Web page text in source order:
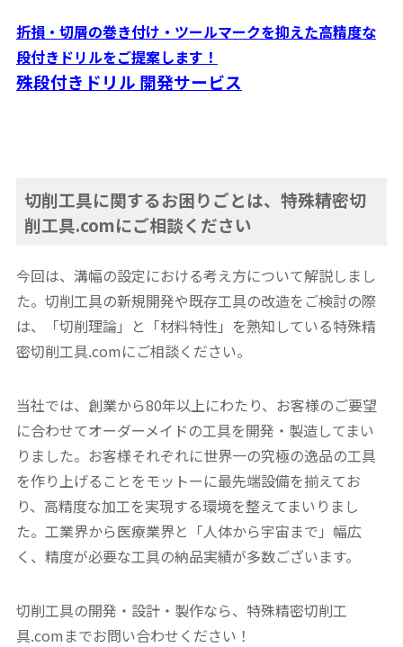
折損・切屑の巻き付け・ツールマークを抑えた高精度な
段付きドリルをご提案します！
殊段付きドリル 開発サービス
切削工具に関するお困りごとは、特殊精密切
削工具.comにご相談ください
今回は、溝幅の設定における考え方について解説しまし
た。切削工具の新規開発や既存工具の改造をご検討の際
は、「切削理論」と「材料特性」を熟知している特殊精
密切削工具.comにご相談ください。
当社では、創業から80年以上にわたり、お客様のご要望
に合わせてオーダーメイドの工具を開発・製造してまい
りました。お客様それぞれに世界一の究極の逸品の工具
を作り上げることをモットーに最先端設備を揃えてお
り、高精度な加工を実現する環境を整えてまいりまし
た。工業界から医療業界と「人体から宇宙まで」幅広
く、精度が必要な工具の納品実績が多数ございます。
切削工具の開発・設計・製作なら、特殊精密切削工
具.comまでお問い合わせください！